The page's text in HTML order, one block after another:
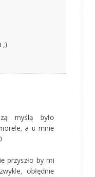
;)
myślą było
a u mnie
przyszło by mi
obłędnie